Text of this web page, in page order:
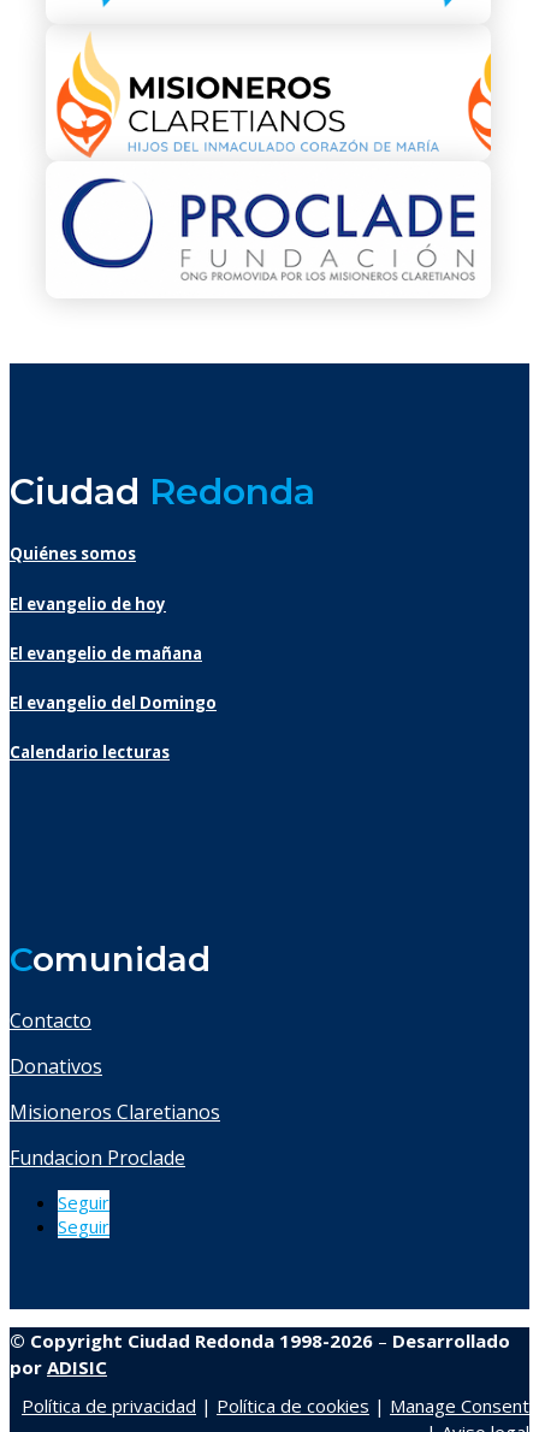
Ciudad Redonda
Quiénes somos
El evangelio de hoy
El evangelio de mañana
El evangelio del Domingo
Calendario lecturas
Comunidad
Contacto
Donativos
Misioneros Claretianos
Fundacion Proclade
Seguir
Seguir
© Copyright Ciudad Redonda 1998-2026 – Desarrollado
por ADISIC
Política de privacidad | Política de cookies | Manage Consent